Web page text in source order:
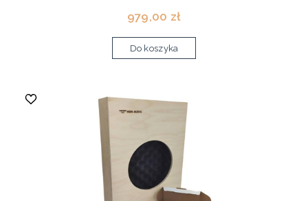
979,00 zł
Do koszyka